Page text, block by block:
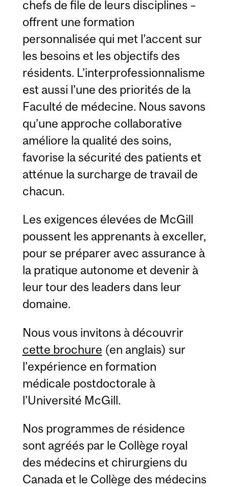
chefs de file de leurs disciplines –
offrent une formation
personnalisée qui met l’accent sur
les besoins et les objectifs des
résidents. L’interprofessionnalisme
est aussi l’une des priorités de la
Faculté de médecine. Nous savons
qu’une approche collaborative
améliore la qualité des soins,
favorise la sécurité des patients et
atténue la surcharge de travail de
chacun.
Les exigences élevées de McGill
poussent les apprenants à exceller,
pour se préparer avec assurance à
la pratique autonome et devenir à
leur tour des leaders dans leur
domaine.
Nous vous invitons à découvrir
cette brochure (en anglais) sur
l’expérience en formation
médicale postdoctorale à
l’Université McGill.
Nos programmes de résidence
sont agréés par le Collège royal
des médecins et chirurgiens du
Canada et le Collège des médecins